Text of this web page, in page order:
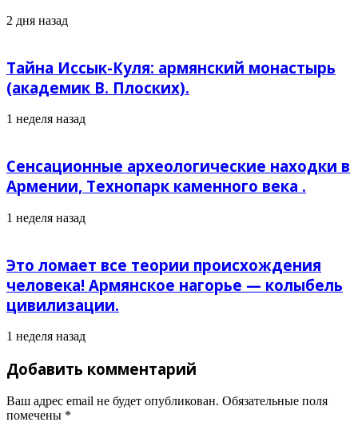
2 дня назад
Тайна Иссык-Куля: армянский монастырь
(академик В. Плоских).
1 неделя назад
Сенсационные археологические находки в
Армении, Технопарк каменного века .
1 неделя назад
Это ломает все теории происхождения
человека! Армянское нагорье — колыбель
цивилизации.
1 неделя назад
Добавить комментарий
Ваш адрес email не будет опубликован. Обязательные поля
помечены *